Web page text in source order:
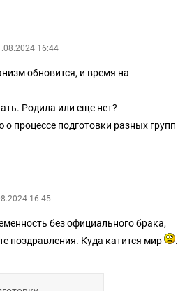
16:44
обновится, и время на
Родила или еще нет?
процессе подготовки разных групп
16:45
без официального брака,
поздравления. Куда катится мир
.